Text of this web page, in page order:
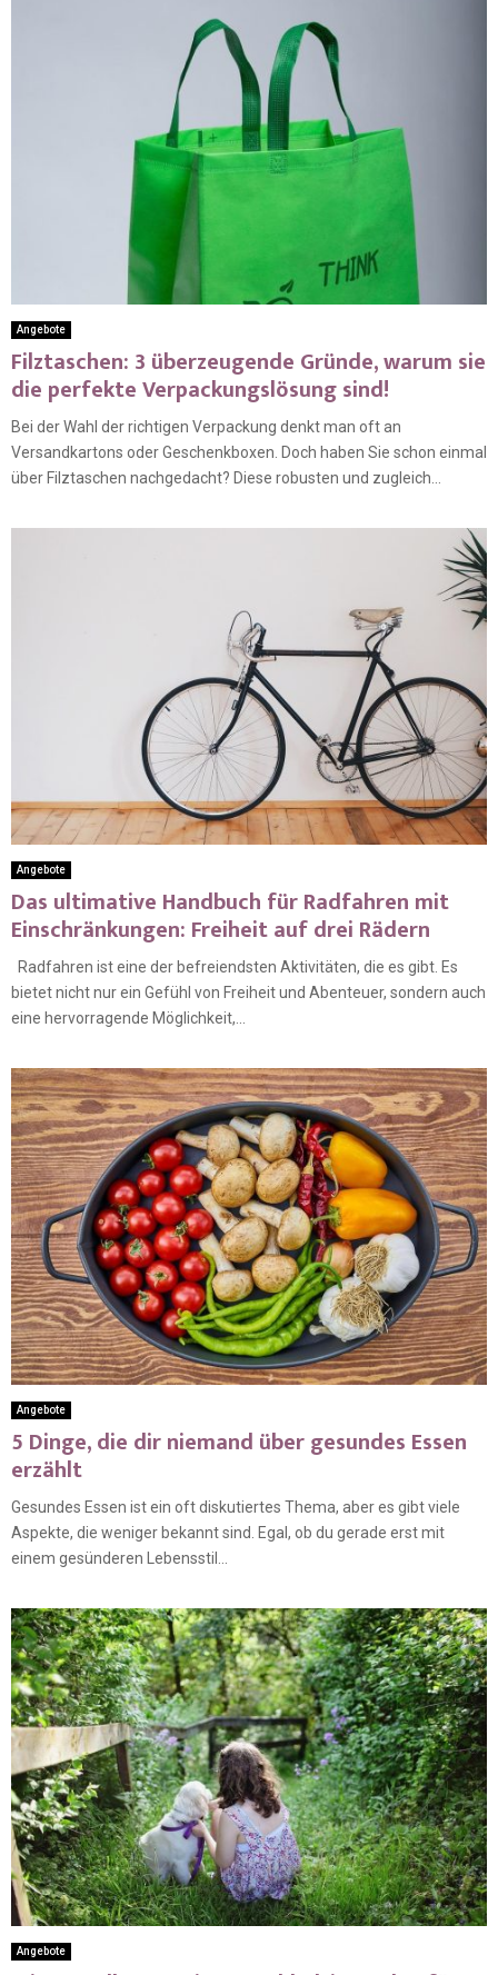
Angebote
Filztaschen: 3 überzeugende Gründe, warum sie
die perfekte Verpackungslösung sind!
Bei der Wahl der richtigen Verpackung denkt man oft an
Versandkartons oder Geschenkboxen. Doch haben Sie schon einmal
über Filztaschen nachgedacht? Diese robusten und zugleich...
Angebote
Das ultimative Handbuch für Radfahren mit
Einschränkungen: Freiheit auf drei Rädern
Radfahren ist eine der befreiendsten Aktivitäten, die es gibt. Es
bietet nicht nur ein Gefühl von Freiheit und Abenteuer, sondern auch
eine hervorragende Möglichkeit,...
Angebote
5 Dinge, die dir niemand über gesundes Essen
erzählt
Gesundes Essen ist ein oft diskutiertes Thema, aber es gibt viele
Aspekte, die weniger bekannt sind. Egal, ob du gerade erst mit
einem gesünderen Lebensstil...
Angebote